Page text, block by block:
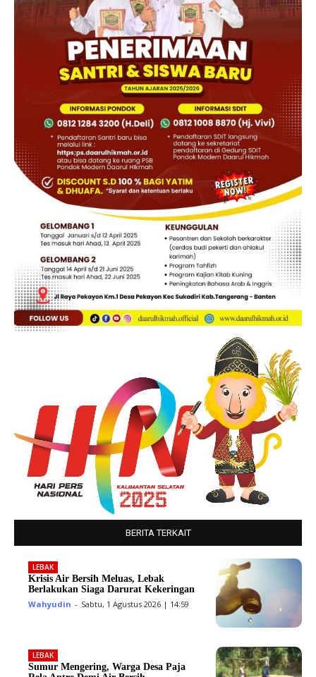
BERITA TERKAIT
LEBAK
Krisis Air Bersih Meluas, Lebak
Berlakukan Siaga Darurat Kekeringan
Wahyudin - Sabtu, 1 Agustus 2026 | 14:59
LEBAK
Sumur Mengering, Warga Desa Paja